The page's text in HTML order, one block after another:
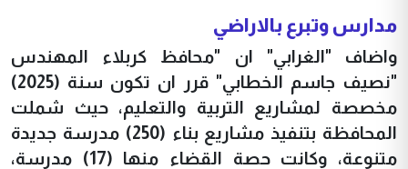
مدارس وتبرع بالاراضي
واضاف "الغرابي" ان "محافظ كربلاء المهندس
"نصيف جاسم الخطابي" قرر ان تكون سنة (2025)
مخصصة لمشاريع التربية والتعليم، حيث شملت
المحافظة بتنفيذ مشاريع بناء (250) مدرسة جديدة
متنوعة، وكانت حصة القضاء منها (17) مدرسة،